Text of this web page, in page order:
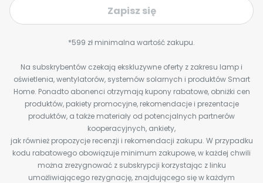
Zapisz się
*599 zł minimalna wartość zakupu.
Na subskrybentów czekają ekskluzywne oferty z zakresu lamp i
oświetlenia, wentylatorów, systemów solarnych i produktów Smart
Home. Ponadto abonenci otrzymają kupony rabatowe, obniżki cen
produktów, pakiety promocyjne, rekomendacje i prezentacje
produktów, a także materiały od potencjalnych partnerów
kooperacyjnych, ankiety,
jak również propozycje recenzji i rekomendacji zakupu. W przypadku
kodu rabatowego obowiązuje minimum zakupowe, w każdej chwili
można zrezygnować z subskrypcji korzystając z linku
umożliwiającego rezygnację, znajdującego się w każdym